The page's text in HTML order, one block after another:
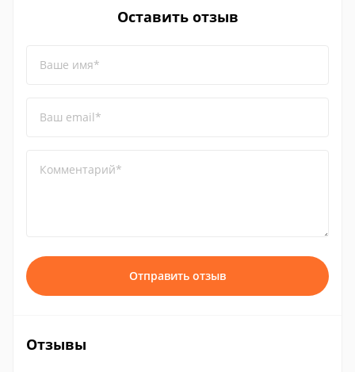
Оставить отзыв
Ваше имя*
Ваш email*
Комментарий*
Отправить отзыв
Отзывы